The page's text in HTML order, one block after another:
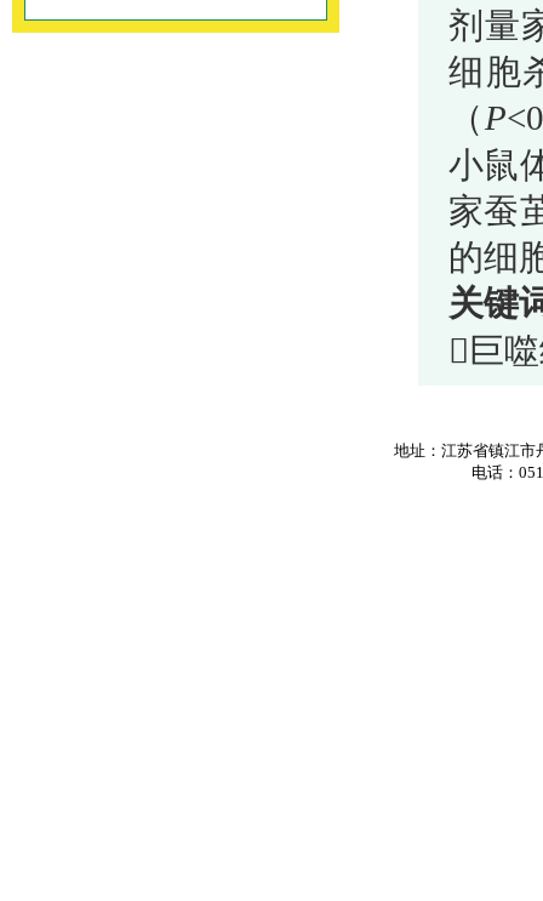
剂量
细胞
（ P
小鼠
家蚕
的细
关键
巨
地址：江苏省镇江市
电话：